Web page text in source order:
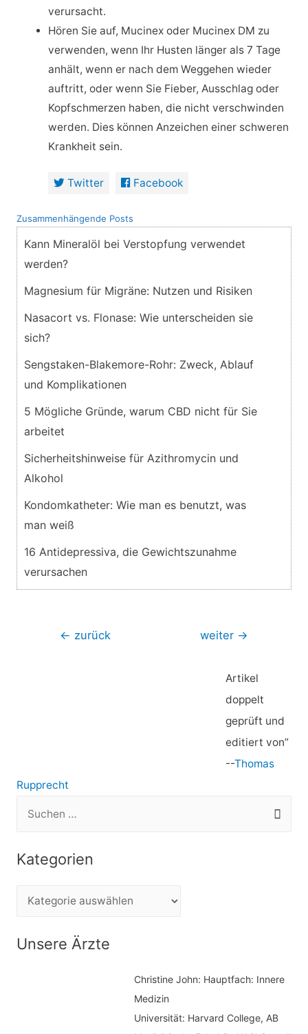
verursacht.
Hören Sie auf, Mucinex oder Mucinex DM zu
verwenden, wenn Ihr Husten länger als 7 Tage
anhält, wenn er nach dem Weggehen wieder
auftritt, oder wenn Sie Fieber, Ausschlag oder
Kopfschmerzen haben, die nicht verschwinden
werden. Dies können Anzeichen einer schweren
Krankheit sein.
Twitter Facebook
Zusammenhängende Posts
Kann Mineralöl bei Verstopfung verwendet
werden?
Magnesium für Migräne: Nutzen und Risiken
Nasacort vs. Flonase: Wie unterscheiden sie
sich?
Sengstaken-Blakemore-Rohr: Zweck, Ablauf
und Komplikationen
5 Mögliche Gründe, warum CBD nicht für Sie
arbeitet
Sicherheitshinweise für Azithromycin und
Alkohol
Kondomkatheter: Wie man es benutzt, was
man weiß
16 Antidepressiva, die Gewichtszunahme
verursachen
Beitragsnavigation
← zurück weiter →
Artikel
doppelt
geprüft und
editiert von”
--Thomas
Rupprecht
Kategorien
tUnsere Ärzte
Christine John: Hauptfach: Innere
Medizin
Universität: Harvard College, AB